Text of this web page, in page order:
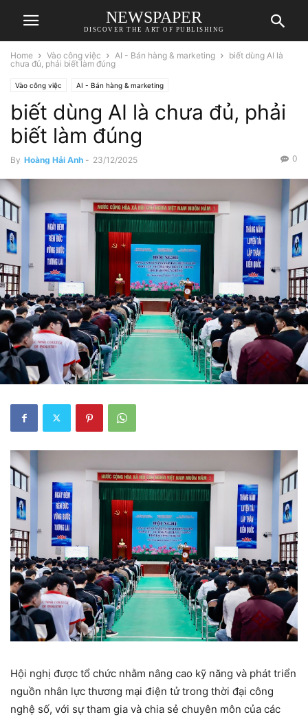
NEWSPAPER
DISCOVER THE ART OF PUBLISHING
Home Vào công việc AI - Bán hàng & marketing
biết dùng AI là
chưa đủ, phải biết làm đúng
Vào công việc AI - Bán hàng & marketing
biết dùng AI là chưa đủ, phải
biết làm đúng
By Hoàng Hải Anh - 23/12/2025 0
Hội nghị được tổ chức nhằm nâng cao kỹ năng và phát triển
nguồn nhân lực thương mại điện tử trong thời đại công
nghệ số, với sự tham gia và chia sẻ chuyên môn của các